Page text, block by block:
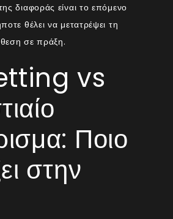
διαφοράς είναι το επόμενο
θέλει να μετατρέψει τη
σε πράξη.
vs
Ποιο
στην